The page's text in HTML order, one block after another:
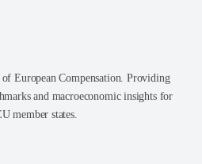
European Compensation. Providing
and macroeconomic insights for
member states.